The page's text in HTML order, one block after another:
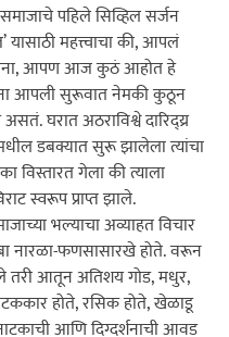
पहिले सिव्हिल सर्जन
आपण आज कुठं आहोत हे
आपली सुरूवात नेमकी कुठून
घरात अठराविश्वे दारिद्य्र
डबक्यात सुरू झालेला त्यांचा
विस्तारत गेला की त्याला
स्वरूप प्राप्त झाले.
भल्याचा अव्याहत विचार
नारळा-फणसासारखे होते. वरून
तरी आतून अतिशय गोड, मधुर,
होते, रसिक होते, खेळाडू
आणि दिग्दर्शनाची आवड